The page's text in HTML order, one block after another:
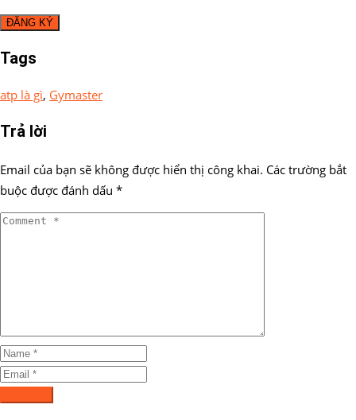
Tags
atp là gì, Gymaster
Trả lời
Email của bạn sẽ không được hiển thị công khai. Các trường bắt
buộc được đánh dấu *